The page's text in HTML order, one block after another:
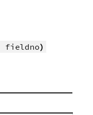
fieldno)